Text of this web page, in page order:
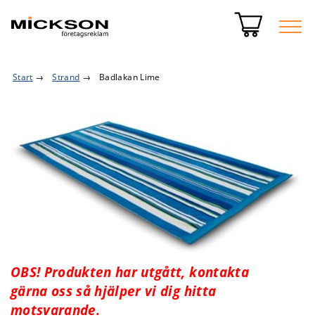
Start → Strand → Badlakan Lime
OBS! Produkten har utgått, kontakta
gärna oss så hjälper vi dig hitta
motsvarande.